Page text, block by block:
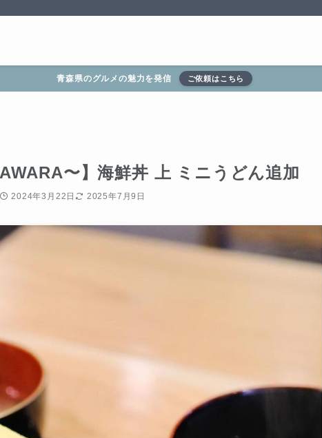
青森県のグルメの魅力を発信 ご依頼はこちら
〜】海鮮丼 上 ミニうどん追加
2024年3月22日 2025年7月9日